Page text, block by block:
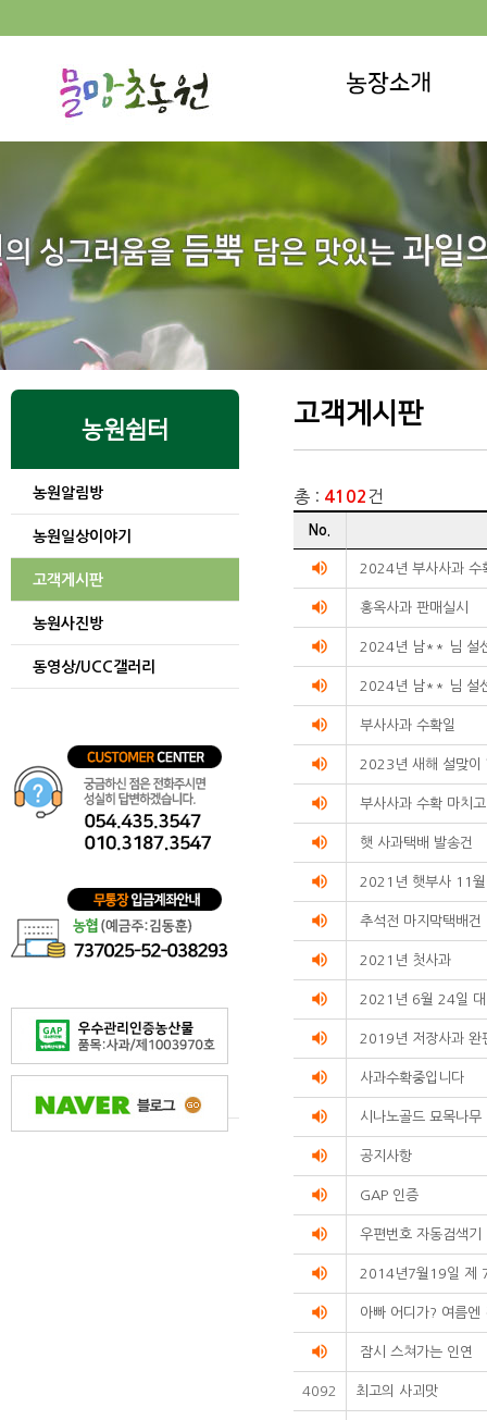
농원쉼터
농원알림방
농원일상이야기
고객게시판
농원사진방
동영상/UCC갤러리
고객게시판
총 : 4102 건
게시글
순번
제목
작성자
작성일
조회수를
리스트화한
테이블입니다.
No.
volume_up 2024년 부사사과 수
volume_up 홍옥사과 판매실시
volume_up 2024년 남** 님 설
volume_up 2024년 남** 님 설
volume_up 부사사과 수확일
volume_up 2023년 새해 설맞이
volume_up 부사사과 수확 마치
volume_up 햇 사과택배 발송건
volume_up 2021년 햇부사 11
volume_up 추석전 마지막택배건
volume_up 2021년 첫사과
volume_up 2021년 6월 24일 대
volume_up 2019년 저장사과 완
volume_up 사과수확중입니다
volume_up 시나노골드 묘목나무
volume_up 공지사항
volume_up GAP 인증
volume_up 우편번호 자동검
volume_up 2014년7월19일 제
volume_up 아빠 어디가? 여름엔
volume_up 잠시 스쳐가는 인연
4092 최고의 사괴맛